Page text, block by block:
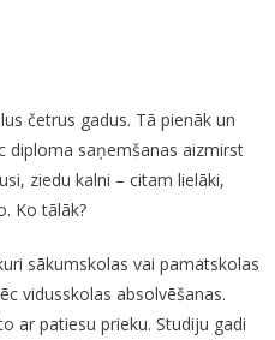
četrus gadus. Tā pienāk un
diploma saņemšanas aizmirst
ziedu kalni – citam lielāki,
Ko tālāk?
sākumskolas vai pamatskolas
vidusskolas absolvēšanas.
ar patiesu prieku. Studiju gadi